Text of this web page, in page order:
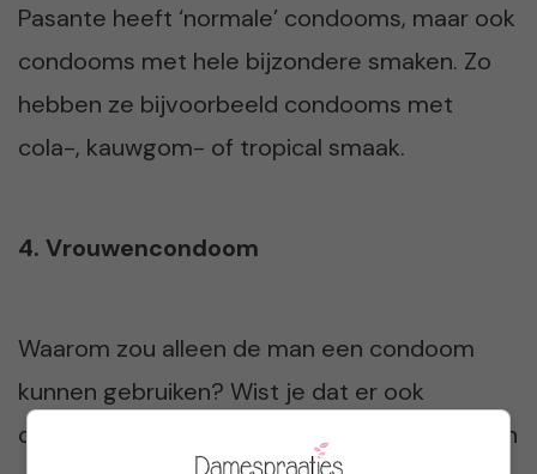
Pasante heeft ‘normale’ condooms, maar ook
condooms met hele bijzondere smaken. Zo
hebben ze bijvoorbeeld condooms met
cola-, kauwgom- of tropical smaak.
4. Vrouwencondoom
Waarom zou alleen de man een condoom
kunnen gebruiken? Wist je dat er ook
condooms voor vrouwen zijn? Ze worden een